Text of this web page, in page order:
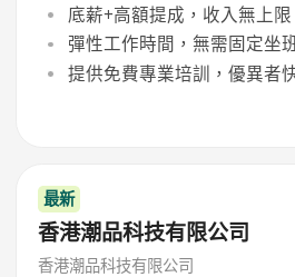
底薪+高額提成，收入無上
彈性工作時間，無需固定坐
提供免費專業培訓，優異者
最新
香港潮品科技有限公司
香港潮品科技有限公司